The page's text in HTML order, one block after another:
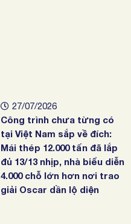
27/07/2026
Công trình chưa từng có
tại Việt Nam sắp về đích:
Mái thép 12.000 tấn đã lắp
đủ 13/13 nhịp, nhà biểu diễn
4.000 chỗ lớn hơn nơi trao
giải Oscar dần lộ diện